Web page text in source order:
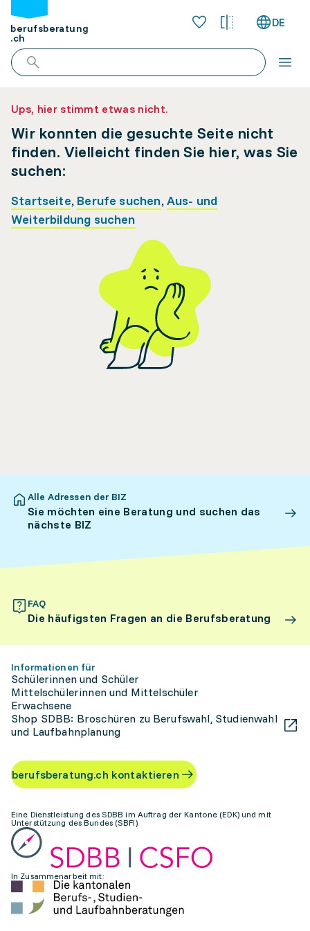
berufsberatung
.ch
DE
Ups, hier stimmt etwas nicht.
Wir konnten die gesuchte Seite nicht
finden. Vielleicht finden Sie hier, was Sie
suchen:
Startseite, Berufe suchen,Aus- und
Weiterbildung suchen
Alle Adressen der BIZ
Sie möchten eine Beratung und suchen das
nächste BIZ
FAQ
Die häufigsten Fragen an die Berufsberatung
Informationen für
Schülerinnen und Schüler
Mittelschülerinnen und Mittelschüler
Erwachsene
Shop SDBB: Broschüren zu Berufswahl, Studienwahl
und Laufbahnplanung
berufsberatung.ch kontaktieren
Eine Dienstleistung des SDBB im Auftrag der Kantone (EDK) und mit
Unterstützung des Bundes (SBFI)
In Zusammenarbeit mit: